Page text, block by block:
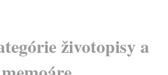
životopisy a